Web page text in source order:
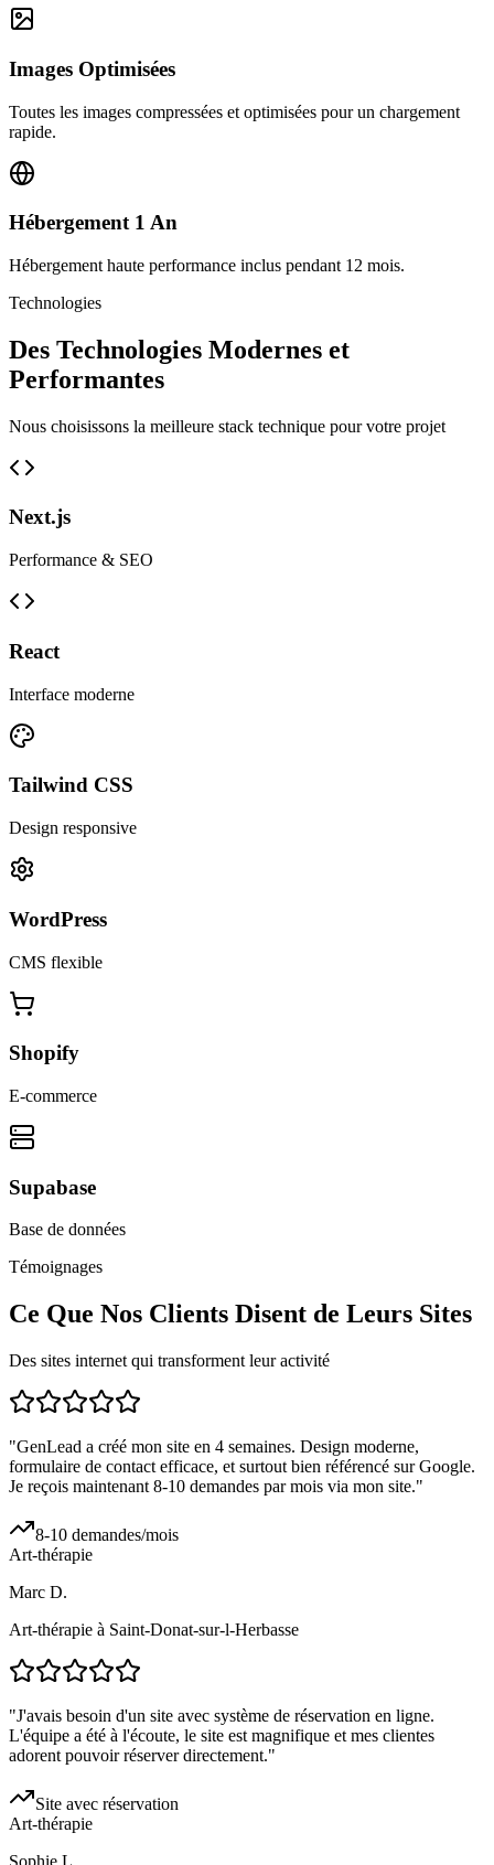
Images Optimisées
Toutes les images compressées et optimisées pour un chargement
rapide.
Hébergement 1 An
Hébergement haute performance inclus pendant 12 mois.
Technologies
Des Technologies Modernes et
Performantes
Nous choisissons la meilleure stack technique pour votre projet
Next.js
Performance & SEO
React
Interface moderne
Tailwind CSS
Design responsive
WordPress
CMS flexible
Shopify
E-commerce
Supabase
Base de données
Témoignages
Ce Que Nos Clients Disent de Leurs Sites
Des sites internet qui transforment leur activité
"GenLead a créé mon site en 4 semaines. Design moderne,
formulaire de contact efficace, et surtout bien référencé sur Google.
Je reçois maintenant 8-10 demandes par mois via mon site."
8-10 demandes/mois
Art-thérapie
Marc D.
Art-thérapie à Saint-Donat-sur-l-Herbasse
"J'avais besoin d'un site avec système de réservation en ligne.
L'équipe a été à l'écoute, le site est magnifique et mes clientes
adorent pouvoir réserver directement."
Site avec réservation
Art-thérapie